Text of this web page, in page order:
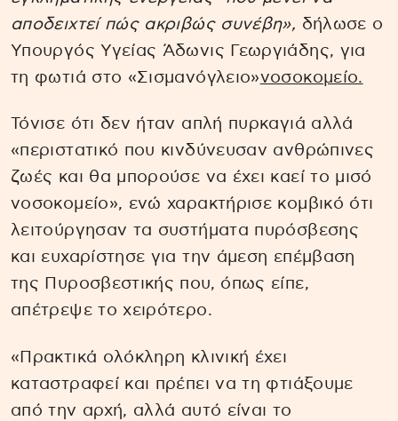
αποδειχτεί πώς ακριβώς συνέβη», δήλωσε ο
Υπουργός Υγείας Άδωνις Γεωργιάδης, για
τη φωτιά στο «Σισμανόγλειο»νοσοκομείο.
Τόνισε ότι δεν ήταν απλή πυρκαγιά αλλά
«περιστατικό που κινδύνευσαν ανθρώπινες
ζωές και θα μπορούσε να έχει καεί το μισό
νοσοκομείο», ενώ χαρακτήρισε κομβικό ότι
λειτούργησαν τα συστήματα πυρόσβεσης
και ευχαρίστησε για την άμεση επέμβαση
της Πυροσβεστικής που, όπως είπε,
απέτρεψε το χειρότερο.
«Πρακτικά ολόκληρη κλινική έχει
καταστραφεί και πρέπει να τη φτιάξουμε
από την αρχή, αλλά αυτό είναι το